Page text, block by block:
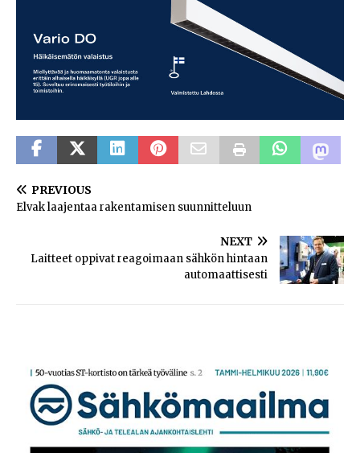
PREVIOUS
Elvak laajentaa rakentamisen suunnitteluun
NEXT
Laitteet oppivat reagoimaan sähkön hintaan
automaattisesti